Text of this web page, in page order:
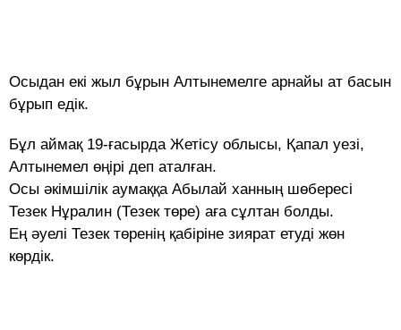
Осыдан екі жыл бұрын Алтынемелге арнайы ат басын
бұрып едік.
Бұл аймақ 19-ғасырда Жетісу облысы, Қапал уезі,
Алтынемел өңірі деп аталған.
Осы әкімшілік аумаққа Абылай ханның шөбересі
Тезек Нұралин (Тезек төре) аға сұлтан болды.
Ең әуелі Тезек төренің қабіріне зиярат етуді жөн
көрдік.